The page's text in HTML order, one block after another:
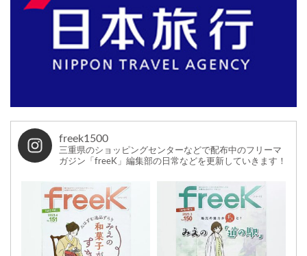
freek1500
三重県のショッピングセンターなどで配布中のフリーマ
ガジン「freeK」編集部の日常などを更新していきます！